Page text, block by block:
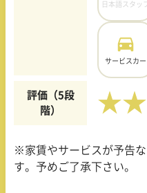
日本語スタッ
サービスカー
評価（5段
階）
※家賃やサービスが予告
す。予めご了承下さい。